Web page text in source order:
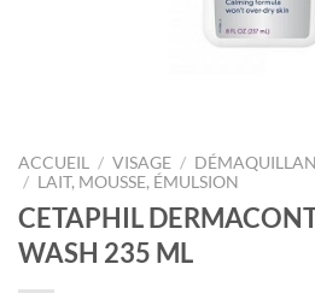
ACCUEIL / VISAGE /
/ LAIT, MOUSSE, ÉMULSION
CETAPHIL
WASH 235 ML